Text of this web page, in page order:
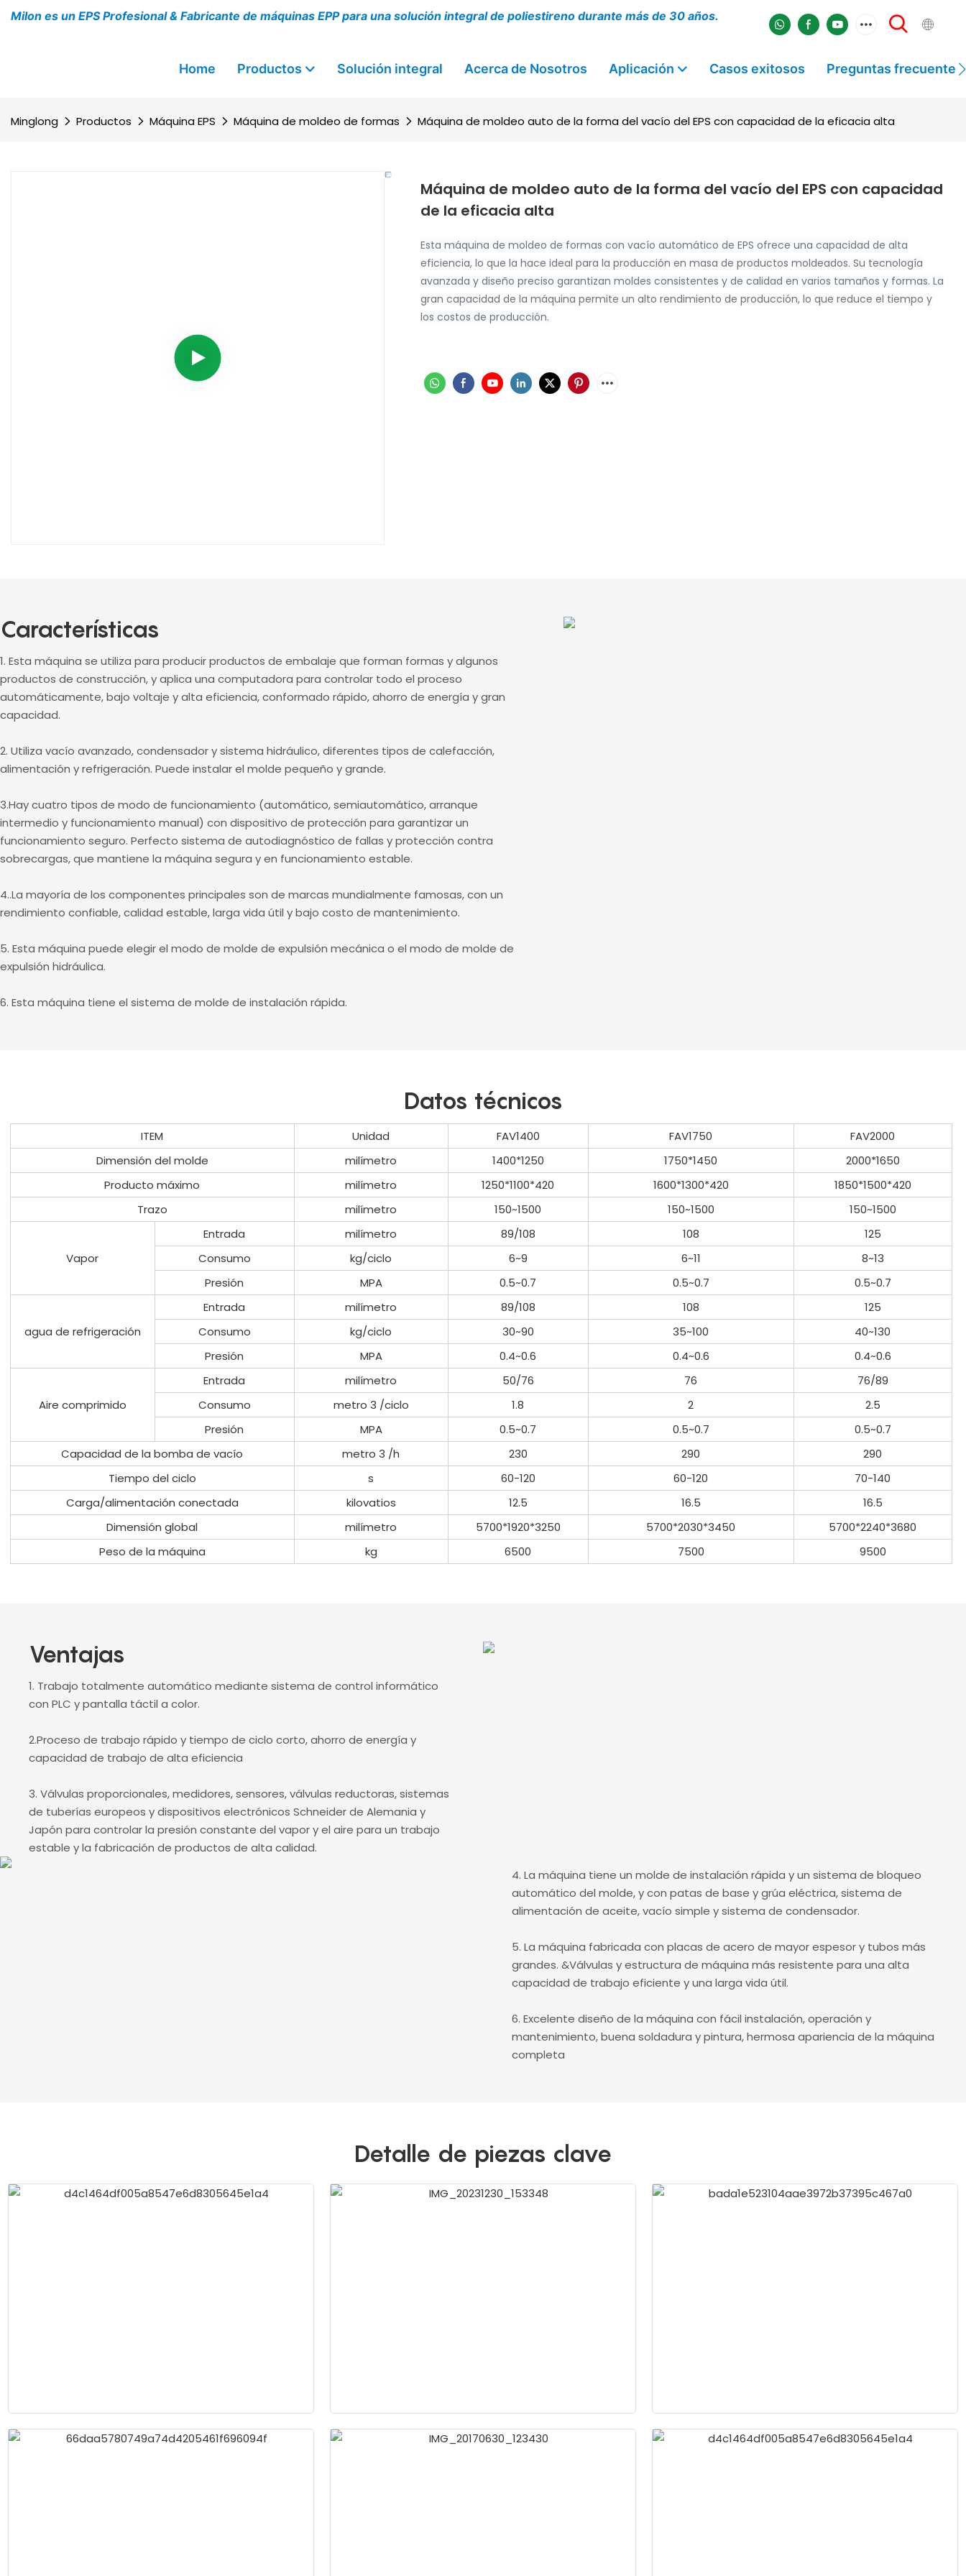
Milon es un EPS Profesional & Fabricante de máquinas EPP para una solución integral de poliestireno durante más de 30 años.
Home Productos Solución integral Acerca de Nosotros Aplicación Casos exitosos Preguntas frecuentes
Minglong Productos Máquina EPS Máquina de moldeo de formas Máquina de moldeo auto de la forma del vacío del EPS con capacidad de la eficacia alta
Máquina de moldeo auto de la forma del vacío del EPS con capacidad
de la eficacia alta
Esta máquina de moldeo de formas con vacío automático de EPS ofrece una capacidad de alta
eficiencia, lo que la hace ideal para la producción en masa de productos moldeados. Su tecnología
avanzada y diseño preciso garantizan moldes consistentes y de calidad en varios tamaños y formas. La
gran capacidad de la máquina permite un alto rendimiento de producción, lo que reduce el tiempo y
los costos de producción.
Características
1. Esta máquina se utiliza para producir productos de embalaje que forman formas y algunos
productos de construcción, y aplica una computadora para controlar todo el proceso
automáticamente, bajo voltaje y alta eficiencia, conformado rápido, ahorro de energía y gran
capacidad.
2. Utiliza vacío avanzado, condensador y sistema hidráulico, diferentes tipos de calefacción,
alimentación y refrigeración. Puede instalar el molde pequeño y grande.
3.Hay cuatro tipos de modo de funcionamiento (automático, semiautomático, arranque
intermedio y funcionamiento manual) con dispositivo de protección para garantizar un
funcionamiento seguro. Perfecto sistema de autodiagnóstico de fallas y protección contra
sobrecargas, que mantiene la máquina segura y en funcionamiento estable.
4..La mayoría de los componentes principales son de marcas mundialmente famosas, con un
rendimiento confiable, calidad estable, larga vida útil y bajo costo de mantenimiento.
5. Esta máquina puede elegir el modo de molde de expulsión mecánica o el modo de molde de
expulsión hidráulica.
6. Esta máquina tiene el sistema de molde de instalación rápida.
Datos técnicos
ITEM Unidad FAV1400 FAV1750
FAV2000
Dimensión del molde
milímetro 1400*1250 1750*1450
2000*1650
Producto máximo
milímetro 1250*1100*420 1600*1300*420
1850*1500*420
Trazo
milímetro 150~1500 150~1500 150~1500
Vapor
Entrada milímetro 89/108 108
125
Consumo
kg/ciclo 6~9 6~11
8~13
Presión
MPA 0.5~0.7 0.5~0.7 0.5~0.7
agua de refrigeración
Entrada milímetro 89/108 108
125
Consumo
kg/ciclo 30~90 35~100
40~130
Presión
MPA 0.4~0.6 0.4~0.6 0.4~0.6
Aire comprimido
Entrada milímetro 50/76 76
76/89
Consumo
metro 3 /ciclo 1.8 2
2.5
Presión
MPA 0.5~0.7 0.5~0.7
0.5~0.7
Capacidad de la bomba de vacío
metro 3 /h 230 290
290
Tiempo del ciclo
s 60-120 60-120
70-140
Carga/alimentación conectada
kilovatios 12.5 16.5
16.5
Dimensión global
milímetro 5700*1920*3250 5700*2030*3450
5700*2240*3680
Peso de la máquina
kg 6500 7500 9500
Ventajas
1. Trabajo totalmente automático mediante sistema de control informático
con PLC y pantalla táctil a color.
2.Proceso de trabajo rápido y tiempo de ciclo corto, ahorro de energía y
capacidad de trabajo de alta eficiencia
3. Válvulas proporcionales, medidores, sensores, válvulas reductoras, sistemas
de tuberías europeos y dispositivos electrónicos Schneider de Alemania y
Japón para controlar la presión constante del vapor y el aire para un trabajo
estable y la fabricación de productos de alta calidad.
4. La máquina tiene un molde de instalación rápida y un sistema de bloqueo
automático del molde, y con patas de base y grúa eléctrica, sistema de
alimentación de aceite, vacío simple y sistema de condensador.
5. La máquina fabricada con placas de acero de mayor espesor y tubos más
grandes. &Válvulas y estructura de máquina más resistente para una alta
capacidad de trabajo eficiente y una larga vida útil.
6. Excelente diseño de la máquina con fácil instalación, operación y
mantenimiento, buena soldadura y pintura, hermosa apariencia de la máquina
completa
Detalle de piezas clave